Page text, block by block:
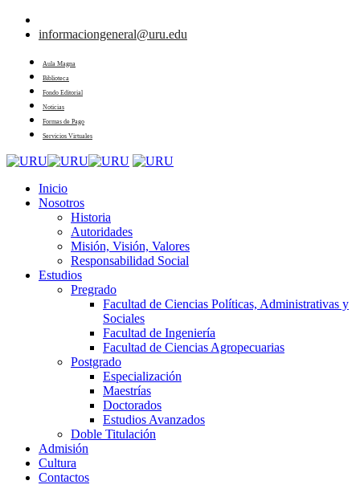
informaciongeneral@uru.edu
Aula Magna
Biblioteca
Fondo Editorial
Noticias
Formas de Pago
Servicios Virtuales
Inicio
Nosotros
Historia
Autoridades
Misión, Visión, Valores
Responsabilidad Social
Estudios
Pregrado
Facultad de Ciencias Políticas, Administrativas y
Sociales
Facultad de Ingeniería
Facultad de Ciencias Agropecuarias
Postgrado
Especialización
Maestrías
Doctorados
Estudios Avanzados
Doble Titulación
Admisión
Cultura
Contactos